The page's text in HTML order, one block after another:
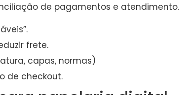
de pagamentos e atendimento.
frete.
capas, normas)
de checkout.